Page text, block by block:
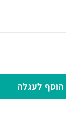
הוסף לעגלה